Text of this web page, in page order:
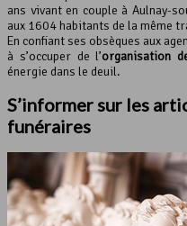
ans vivant en couple à Aulnay-
aux 1604 habitants de la même
En confiant ses obsèques aux
à s’occuper de l’organisation
énergie dans le deuil.
S’informer sur les
funéraires